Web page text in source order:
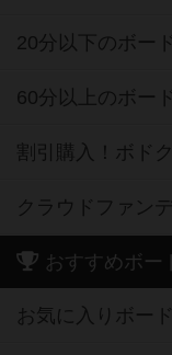
20分以下のボー
60分以上のボー
割引購入！ボド
クラウドファン
おすすめボー
お気に入りボー